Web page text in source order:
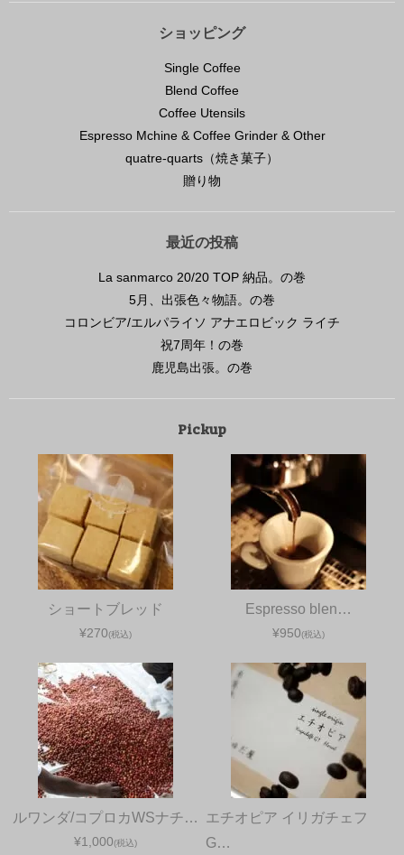
ショッピング
Single Coffee
Blend Coffee
Coffee Utensils
Espresso Mchine & Coffee Grinder & Other
quatre-quarts（焼き菓子）
贈り物
最近の投稿
La sanmarco 20/20 TOP 納品。の巻
5月、出張色々物語。の巻
コロンビア/エルパライソ アナエロビック ライチ
祝7周年！の巻
鹿児島出張。の巻
Pickup
ショートブレッド
¥270(税込)
Espresso blen…
¥950(税込)
ルワンダ/コプロカWSナチ…
¥1,000(税込)
エチオピア イリガチェフ
G…